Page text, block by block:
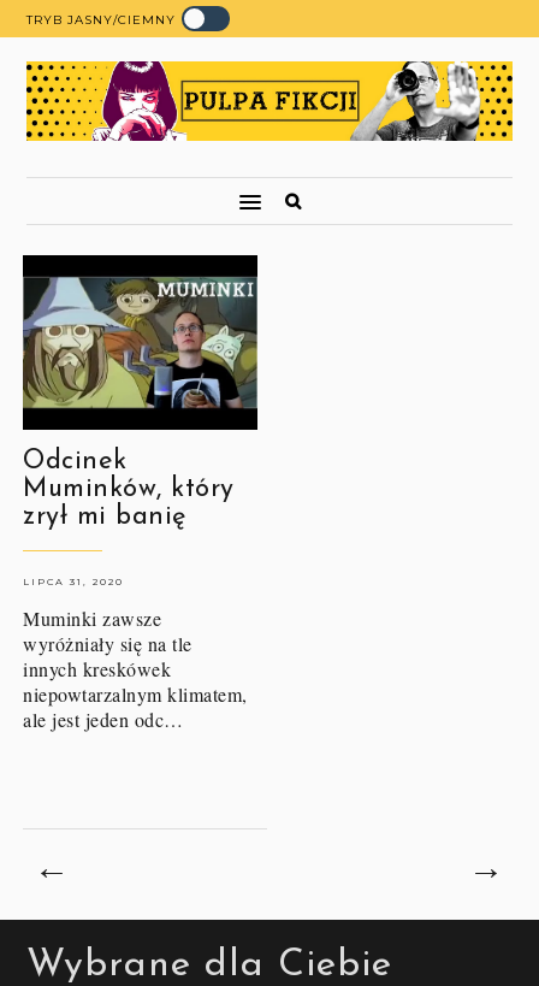
TRYB JASNY/CIEMNY
Odcinek
Muminków, który
zrył mi banię
LIPCA 31, 2020
Muminki zawsze
wyróżniały się na tle
innych kreskówek
niepowtarzalnym klimatem,
ale jest jeden odc…
← →
Wybrane dla Ciebie